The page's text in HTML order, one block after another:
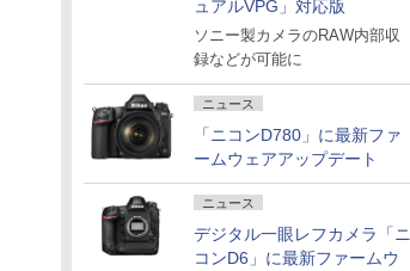
ュアルVPG」対応版
ソニー製カメラのRAW内部収
録などが可能に
ニュース
「ニコンD780」に最新ファ
ームウェアアップデート
ニュース
デジタル一眼レフカメラ「ニ
コンD6」に最新ファームウ